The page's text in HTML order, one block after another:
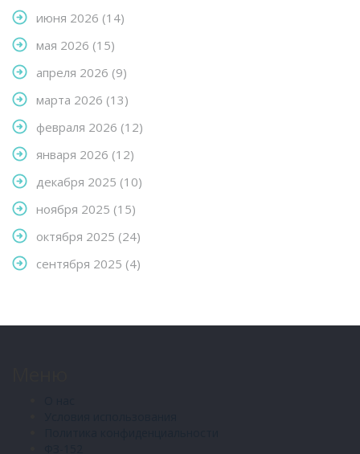
июня 2026 (14)
мая 2026 (15)
апреля 2026 (9)
марта 2026 (13)
февраля 2026 (12)
января 2026 (12)
декабря 2025 (10)
ноября 2025 (15)
октября 2025 (24)
сентября 2025 (4)